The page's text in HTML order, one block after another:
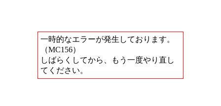
一時的なエラーが発生しております。
（MC156）
しばらくしてから、もう一度やり直し
てください。